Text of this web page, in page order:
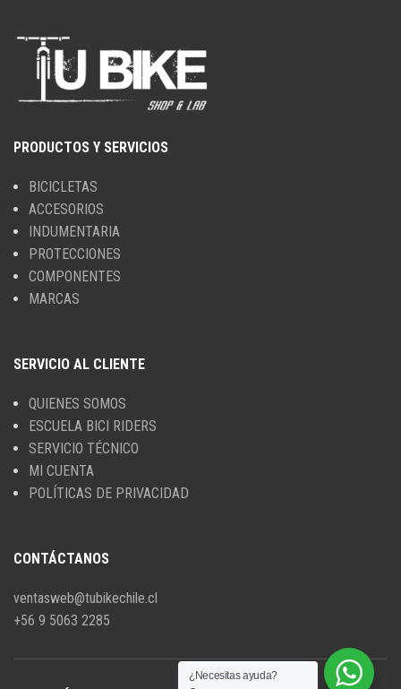
PRODUCTOS Y SERVICIOS
BICICLETAS
ACCESORIOS
INDUMENTARIA
PROTECCIONES
COMPONENTES
MARCAS
SERVICIO AL CLIENTE
QUIENES SOMOS
ESCUELA BICI RIDERS
SERVICIO TÉCNICO
MI CUENTA
POLÍTICAS DE PRIVACIDAD
CONTÁCTANOS
ventasweb@tubikechile.cl
+56 9 5063 2285
¿Necesitas ayuda?